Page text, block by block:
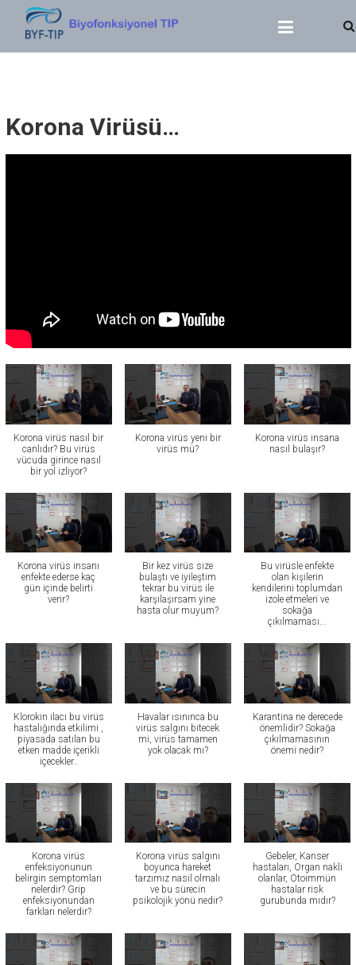
BIYOFONKSIYONEL TIP
Dr. Yasin SERT
Korona Virüsü…
Korona virüs nasıl bir
canlıdır? Bu virüs
vücuda girince nasıl
bir yol izliyor?
Korona virüs yeni bir
virüs mü?
Korona virüs insana
nasıl bulaşır?
Korona virüs insanı
enfekte ederse kaç
gün içinde belirti
verir?
Bir kez virüs size
bulaştı ve iyileştim
tekrar bu virüs ile
karşılaşırsam yine
hasta olur muyum?
Bu virüsle enfekte
olan kişilerin
kendilerini toplumdan
izole etmeleri ve
sokağa
çıkılmaması...
Klorokin ilacı bu virüs
hastalığında etkilimi ,
piyasada satılan bu
etken madde içerikli
içecekler..
Havalar ısınınca bu
virüs salgını bitecek
mi, virüs tamamen
yok olacak mı?
Karantina ne derecede
önemlidir? Sokağa
çıkılmamasının
önemi nedir?
Korona virüs
enfeksiyonunun
belirgin semptomları
nelerdir? Grip
enfeksiyonundan
farkları nelerdir?
Korona virüs salgını
boyunca hareket
tarzımız nasıl olmalı
ve bu sürecin
psikolojik yönü nedir?
Gebeler, Kanser
hastaları, Organ nakli
olanlar, Otoimmün
hastalar risk
gurubunda mıdır?